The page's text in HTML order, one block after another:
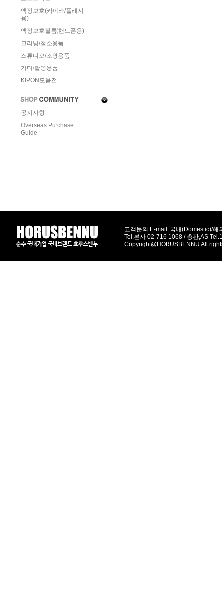
액정보호(카메라/플래시
용)
액정보호필름(핸드폰용)
크리닝/청소용품
스튜디오/조명용품
기타/촬영용품
KIPON모음전
공지사항
Overseas Purchase
Guide
고객문의 E-mail. 국내(Domestic)/
Tel.본사 02-716-1068 / 총판,AS
Copyright@HORUSBENNU All